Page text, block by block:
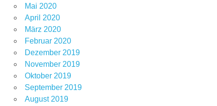
Mai 2020
April 2020
März 2020
Februar 2020
Dezember 2019
November 2019
Oktober 2019
September 2019
August 2019